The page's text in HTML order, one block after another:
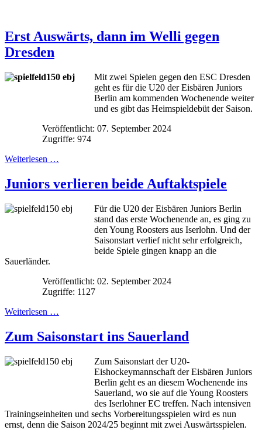
Erst Auswärts, dann im Welli gegen
Dresden
Mit zwei Spielen gegen den ESC Dresden
geht es für die U20 der Eisbären Juniors
Berlin am kommenden Wochenende weiter
und es gibt das Heimspieldebüt der Saison.
Veröffentlicht: 07. September 2024
Zugriffe: 974
Weiterlesen …
Juniors verlieren beide Auftaktspiele
Für die U20 der Eisbären Juniors Berlin
stand das erste Wochenende an, es ging zu
den Young Roosters aus Iserlohn. Und der
Saisonstart verlief nicht sehr erfolgreich,
beide Spiele gingen knapp an die
Sauerländer.
Veröffentlicht: 02. September 2024
Zugriffe: 1127
Weiterlesen …
Zum Saisonstart ins Sauerland
Zum Saisonstart der U20-
Eishockeymannschaft der Eisbären Juniors
Berlin geht es an diesem Wochenende ins
Sauerland, wo sie auf die Young Roosters
des Iserlohner EC treffen. Nach intensiven
Trainingseinheiten und sechs Vorbereitungsspielen wird es nun
ernst, denn die Saison 2024/25 beginnt mit zwei Auswärtsspielen.